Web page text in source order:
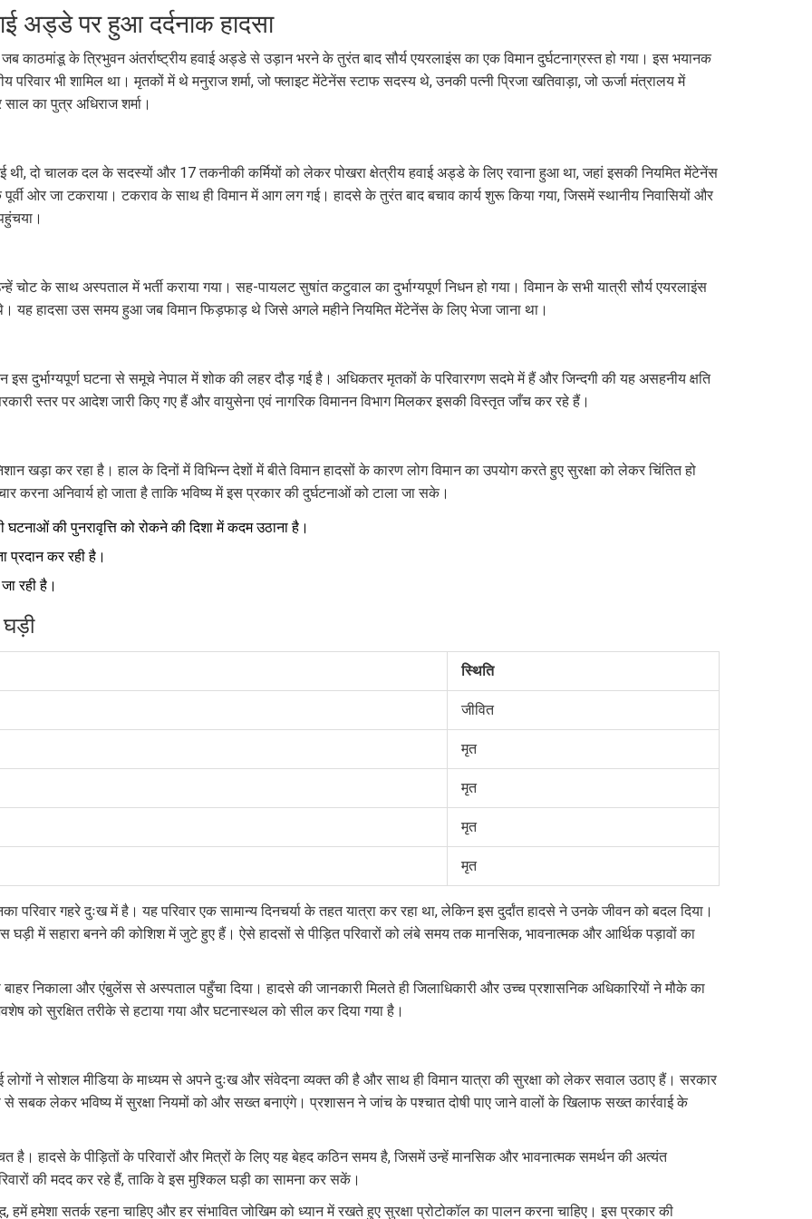
अड्डे पर हुआ दर्दनाक हादसा
काठमांडू के त्रिभुवन अंतर्राष्ट्रीय हवाई अड्डे से उड़ान भरने के तुरंत बाद सौर्य एयरलाइंस का एक विमान दुर्घटनाग्रस्त हो गया। इस भयानक
भी शामिल था। मृतकों में थे मनुराज शर्मा, जो फ्लाइट मेंटेनेंस स्टाफ सदस्य थे, उनकी पत्नी प्रिजा खतिवाड़ा, जो ऊर्जा मंत्रालय में
का पुत्र अधिराज शर्मा।
दो चालक दल के सदस्यों और 17 तकनीकी कर्मियों को लेकर पोखरा क्षेत्रीय हवाई अड्डे के लिए रवाना हुआ था, जहां इसकी नियमित मेंटेनेंस
ओर जा टकराया। टकराव के साथ ही विमान में आग लग गई। हादसे के तुरंत बाद बचाव कार्य शुरू किया गया, जिसमें स्थानीय निवासियों और
के साथ अस्पताल में भर्ती कराया गया। सह-पायलट सुषांत कटुवाल का दुर्भाग्यपूर्ण निधन हो गया। विमान के सभी यात्री सौर्य एयरलाइंस
यह हादसा उस समय हुआ जब विमान फिड़फाड़ थे जिसे अगले महीने नियमित मेंटेनेंस के लिए भेजा जाना था।
इस दुर्भाग्यपूर्ण घटना से समूचे नेपाल में शोक की लहर दौड़ गई है। अधिकतर मृतकों के परिवारगण सदमे में हैं और जिन्दगी की यह असहनीय क्षति
स्तर पर आदेश जारी किए गए हैं और वायुसेना एवं नागरिक विमानन विभाग मिलकर इसकी विस्तृत जाँच कर रहे हैं।
खड़ा कर रहा है। हाल के दिनों में विभिन्न देशों में बीते विमान हादसों के कारण लोग विमान का उपयोग करते हुए सुरक्षा को लेकर चिंतित हो
करना अनिवार्य हो जाता है ताकि भविष्य में इस प्रकार की दुर्घटनाओं को टाला जा सके।
की पुनरावृत्ति को रोकने की दिशा में कदम उठाना है।
प्रदान कर रही है।
रही है।
स्थिति
जीवित
मृत
मृत
मृत
मृत
परिवार गहरे दुःख में है। यह परिवार एक सामान्य दिनचर्या के तहत यात्रा कर रहा था, लेकिन इस दुर्दांत हादसे ने उनके जीवन को बदल दिया।
घड़ी में सहारा बनने की कोशिश में जुटे हुए हैं। ऐसे हादसों से पीड़ित परिवारों को लंबे समय तक मानसिक, भावनात्मक और आर्थिक पड़ावों का
निकाला और एंबुलेंस से अस्पताल पहुँचा दिया। हादसे की जानकारी मिलते ही जिलाधिकारी और उच्च प्रशासनिक अधिकारियों ने मौके का
को सुरक्षित तरीके से हटाया गया और घटनास्थल को सील कर दिया गया है।
ने सोशल मीडिया के माध्यम से अपने दुःख और संवेदना व्यक्त की है और साथ ही विमान यात्रा की सुरक्षा को लेकर सवाल उठाए हैं। सरकार
सबक लेकर भविष्य में सुरक्षा नियमों को और सख्त बनाएंगे। प्रशासन ने जांच के पश्चात दोषी पाए जाने वालों के खिलाफ सख्त कार्रवाई के
है। हादसे के पीड़ितों के परिवारों और मित्रों के लिए यह बेहद कठिन समय है, जिसमें उन्हें मानसिक और भावनात्मक समर्थन की अत्यंत
की मदद कर रहे हैं, ताकि वे इस मुश्किल घड़ी का सामना कर सकें।
हमें हमेशा सतर्क रहना चाहिए और हर संभावित जोखिम को ध्यान में रखते हुए सुरक्षा प्रोटोकॉल का पालन करना चाहिए। इस प्रकार की